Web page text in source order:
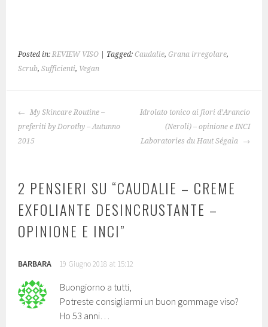
Posted in:REVIEW VISO | Tagged:Caudalie,Grana irregolare,
Scrub,Sufficienti, Vegan
NAVIGAZIONE
ARTICOLO
My Skincare Routine –
preferiti by Dorothy – Autunno
2015
Idrolato tonico ai fiori d’Arancio
(Neroli) – opinione e INCI
Laboratories du Haut Ségala
2 PENSIERI SU “CAUDALIE – CREME
EXFOLIANTE DESINCRUSTANTE –
OPINIONE E INCI”
BARBARA 19 Giugno 2018 at 15:12
Buongiorno a tutti,
Potreste consigliarmi un buon gommage viso?
Ho 53 anni…